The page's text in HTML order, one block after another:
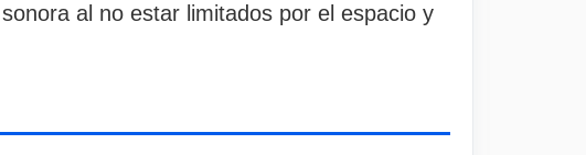
al no estar limitados por el espacio y